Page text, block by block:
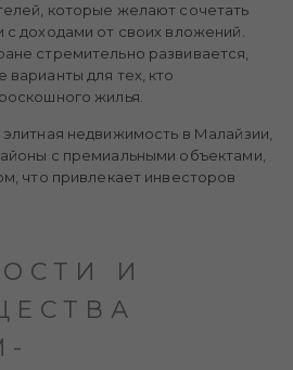
которые желают сочетать
доходами от своих вложений.
стремительно развивается,
варианты для тех, кто
жилья.
недвижимость в Малайзии,
с премиальными объектами,
что привлекает инвесторов
И